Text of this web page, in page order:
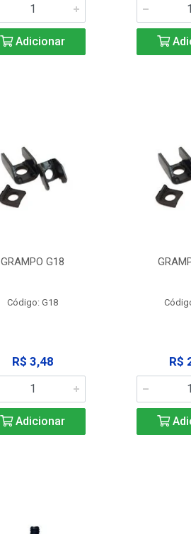
Adicionar
GRAMPO G18
Código: G18
R$ 3,48
Adicionar
R$